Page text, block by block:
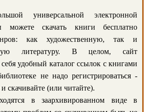
универсальной электронной
можете скачать книги бесплатно
как художественную, так и
литературу. В целом, сайт
себя удобный каталог ссылок с книгами
не надо регистрироваться -
и скачивайте (или читайте).
в заархивированном виде в